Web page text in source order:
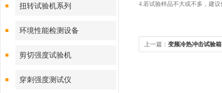
扭转试验机系列
环境性能检测设备
剪切强度试验机
穿刺强度测试仪
4.若试验样品不大或不多，建
上一篇： 变频冷热冲击试验箱